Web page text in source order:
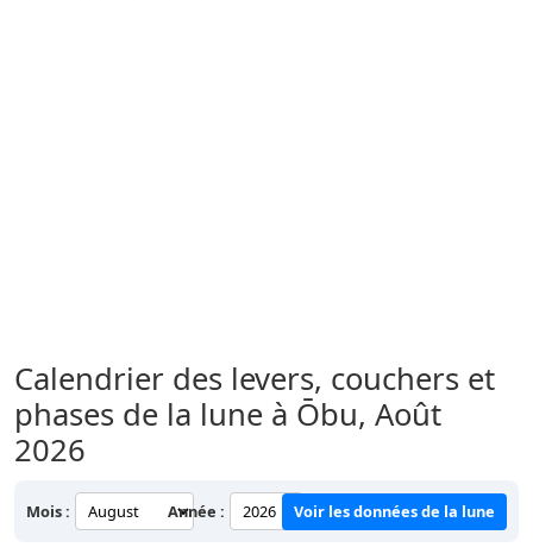
Calendrier des levers, couchers et
phases de la lune à Ōbu, Août
2026
Mois : Année : Voir les données de la lune